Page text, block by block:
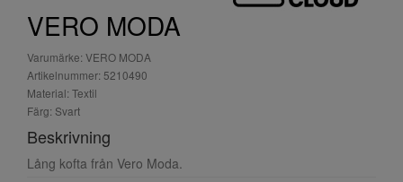
VERO MODA
Varumärke: VERO MODA
Artikelnummer: 5210490
Material: Textil
Färg: Svart
Beskrivning
Lång kofta från Vero Moda.